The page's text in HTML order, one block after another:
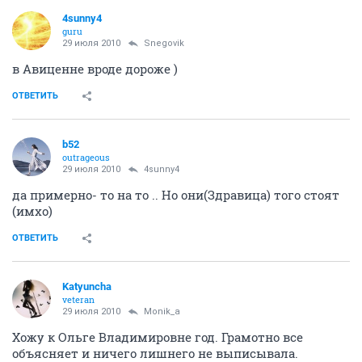
4sunny4
guru
29 июля 2010 Snegovik
в Авиценне вроде дороже )
ОТВЕТИТЬ
b52
outrageous
29 июля 2010 4sunny4
да примерно- то на то .. Но они(Здравица) того стоят
(имхо)
ОТВЕТИТЬ
Katyuncha
veteran
29 июля 2010 Monik_a
Хожу к Ольге Владимировне год. Грамотно все
объясняет и ничего лишнего не выписывала.